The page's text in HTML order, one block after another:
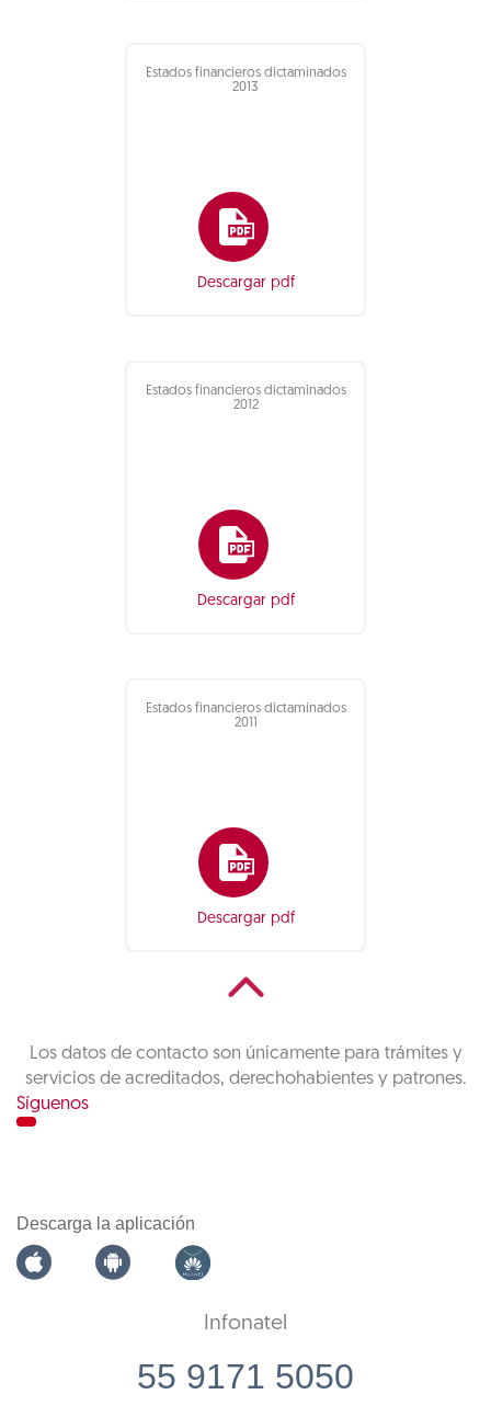
Estados financieros dictaminados
2013
Descargar pdf
Estados financieros dictaminados
2012
Descargar pdf
Estados financieros dictaminados
2011
Descargar pdf
Los datos de contacto son únicamente para trámites y
servicios de acreditados, derechohabientes y patrones.
Síguenos
Descarga la aplicación
Infonatel
55 9171 5050